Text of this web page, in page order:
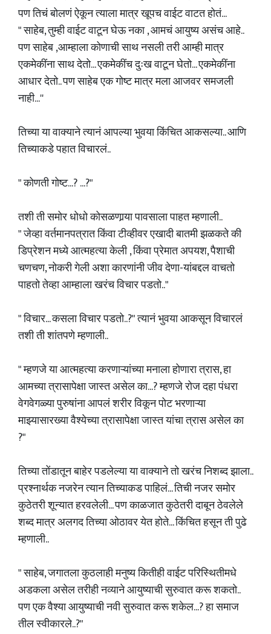
पण तिचं बोलणं ऐकून त्याला मात्र खूपच वाईट वाटत होतं...
" साहेब, तुम्ही वाईट वाटून घेऊ नका , आमचं आयुष्य असंच आहे..
पण साहेब ,आम्हाला कोणाची साथ नसली तरी आम्ही मात्र
एकमेकींना साथ देतो... एकमेकींच दुःख वाटून घेतो... एकमेकींना
आधार देतो.. पण साहेब एक गोष्ट मात्र मला आजवर समजली
नाही...''
तिच्या या वाक्याने त्यानं आपल्या भुवया किंचित आकसल्या.. आणि
तिच्याकडे पहात विचारलं..
" कोणती गोष्ट...? ...?"
तशी ती समोर धोधो कोसळणार्‍या पावसाला पाहत म्हणाली..
" जेव्हा वर्तमानपत्रात किंवा टीव्हीवर एखादी बातमी झळकते की
डिप्रेशन मध्ये आत्महत्या केली , किंवा प्रेमात अपयश, पैशाची
चणचण, नोकरी गेली अशा कारणांनी जीव देणा-यांबद्दल वाचतो
पाहतो तेव्हा आम्हाला खरंच विचार पडतो.."
" विचार... कसला विचार पडतो..?" त्यानं भुवया आकसून विचारलं
तशी ती शांतपणे म्हणाली..
" म्हणजे या आत्महत्या करणाऱ्यांच्या मनाला होणारा त्रास, हा
आमच्या त्रासापेक्षा जास्त असेल का...? म्हणजे रोज दहा पंधरा
वेगवेगळ्या पुरुषांना आपलं शरीर विकून पोट भरणाऱ्या
माझ्यासारख्या वैश्येच्या त्रासापेक्षा जास्त यांचा त्रास असेल का
?"
तिच्या तोंडातून बाहेर पडलेल्या या वाक्याने तो खरंच निशब्द झाला..
प्रश्नार्थक नजरेन त्यान तिच्याकड पाहिलं... तिची नजर समोर
कुठेतरी शून्यात हरवलेली... पण काळजात कुठेतरी दाबून ठेवलेले
शब्द मात्र अलगद तिच्या ओठावर येत होते... किंचित हसून ती पुढे
म्हणाली..
" साहेब, जगातला कुठलाही मनुष्य कितीही वाईट परिस्थितीमधे
अडकला असेल तरीही नव्याने आयुष्याची सुरुवात करू शकतो..
पण एक वैश्या आयुष्याची नवी सुरुवात करू शकेल...? हा समाज
तील स्वीकारले..?"